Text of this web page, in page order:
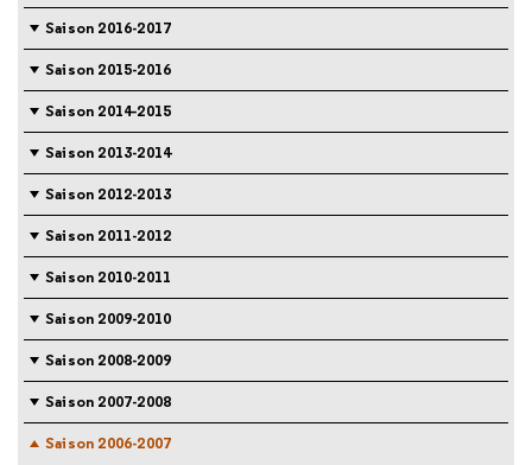
Saison 2016-2017
Saison 2015-2016
Saison 2014-2015
Saison 2013-2014
Saison 2012-2013
Saison 2011-2012
Saison 2010-2011
Saison 2009-2010
Saison 2008-2009
Saison 2007-2008
Saison 2006-2007